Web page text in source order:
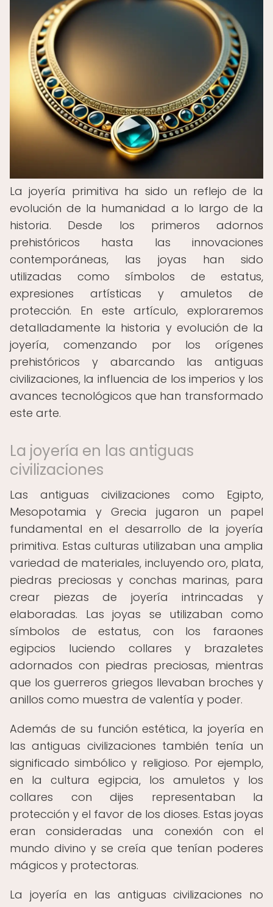
La joyería primitiva ha sido un reflejo de la
evolución de la humanidad a lo largo de la
historia. Desde los primeros adornos
prehistóricos hasta las innovaciones
contemporáneas, las joyas han sido
utilizadas como símbolos de estatus,
expresiones artísticas y amuletos de
protección. En este artículo, exploraremos
detalladamente la historia y evolución de la
joyería, comenzando por los orígenes
prehistóricos y abarcando las antiguas
civilizaciones, la influencia de los imperios y los
avances tecnológicos que han transformado
este arte.
La joyería en las antiguas
civilizaciones
Las antiguas civilizaciones como Egipto,
Mesopotamia y Grecia jugaron un papel
fundamental en el desarrollo de la joyería
primitiva. Estas culturas utilizaban una amplia
variedad de materiales, incluyendo oro, plata,
piedras preciosas y conchas marinas, para
crear piezas de joyería intrincadas y
elaboradas. Las joyas se utilizaban como
símbolos de estatus, con los faraones
egipcios luciendo collares y brazaletes
adornados con piedras preciosas, mientras
que los guerreros griegos llevaban broches y
anillos como muestra de valentía y poder.
Además de su función estética, la joyería en
las antiguas civilizaciones también tenía un
significado simbólico y religioso. Por ejemplo,
en la cultura egipcia, los amuletos y los
collares con dijes representaban la
protección y el favor de los dioses. Estas joyas
eran consideradas una conexión con el
mundo divino y se creía que tenían poderes
mágicos y protectoras.
La joyería en las antiguas civilizaciones no